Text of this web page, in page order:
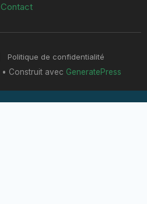
Contact
Politique de confidentialité
• Construit avec GeneratePress